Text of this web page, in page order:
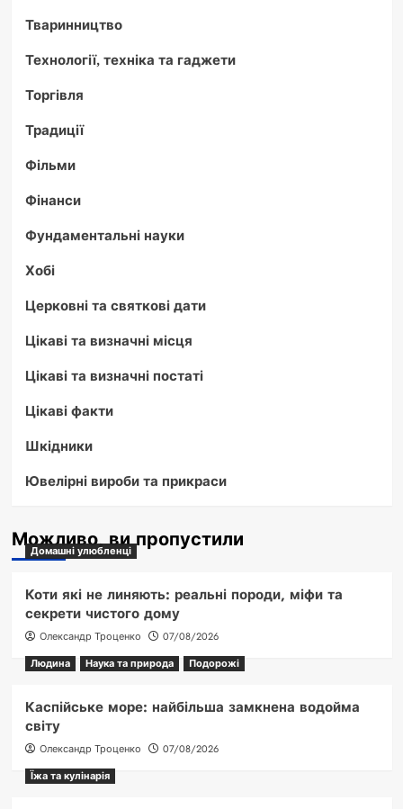
Тваринництво
Технології, техніка та гаджети
Торгівля
Традиції
Фільми
Фінанси
Фундаментальні науки
Хобі
Церковні та святкові дати
Цікаві та визначні місця
Цікаві та визначні постаті
Цікаві факти
Шкідники
Ювелірні вироби та прикраси
Можливо, ви пропустили
Домашні улюбленці
Коти які не линяють: реальні породи, міфи та
секрети чистого дому
Олександр Троценко
07/08/2026
Людина
Наука та природа Подорожі
Каспійське море: найбільша замкнена водойма
світу
Олександр Троценко
07/08/2026
Їжа та кулінарія